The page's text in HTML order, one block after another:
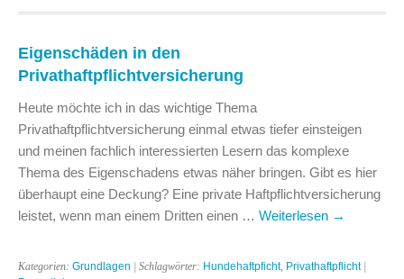
Eigenschäden in den
Privathaftpflichtversicherung
Heute möchte ich in das wichtige Thema
Privathaftpflichtversicherung einmal etwas tiefer einsteigen
und meinen fachlich interessierten Lesern das komplexe
Thema des Eigenschadens etwas näher bringen. Gibt es hier
überhaupt eine Deckung? Eine private Haftpflichtversicherung
leistet, wenn man einem Dritten einen … Weiterlesen →
Kategorien: Grundlagen | Schlagwörter: Hundehaftpficht, Privathaftpflicht|